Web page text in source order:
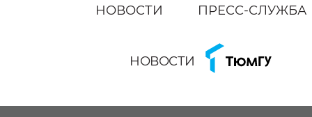
НОВОСТИ ПРЕСС-СЛУЖБА
НОВОСТИ